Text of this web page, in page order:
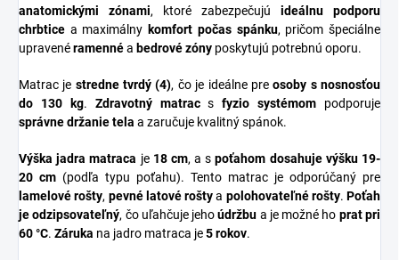
anatomickými zónami, ktoré zabezpečujú ideálnu podporu
chrbtice a maximálny komfort počas spánku, pričom špeciálne
upravenéramennéa bedrové zóny poskytujú potrebnú oporu.
Matrac je stredne tvrdý (4), čo je ideálne preosoby s nosnosťou
do 130 kg. Zdravotný matracsfyzio systémom podporuje
správne držanie tela a zaručuje kvalitný spánok.
Výška jadra matraca je 18 cm, a spoťahom dosahuje výšku 19-
20 cm (podľa typu poťahu). Tento matrac je odporúčaný pre
lamelové rošty, pevné latové roštya polohovateľné rošty. Poťah
je odzipsovateľný, čo uľahčuje jehoúdržbu a je možné ho prat pri
60 °C. Záruka na jadro matraca je5 rokov.